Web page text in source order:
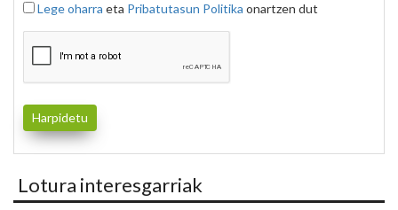
Lege oharra eta Pribatutasun Politika onartzen dut
Lotura interesgarriak